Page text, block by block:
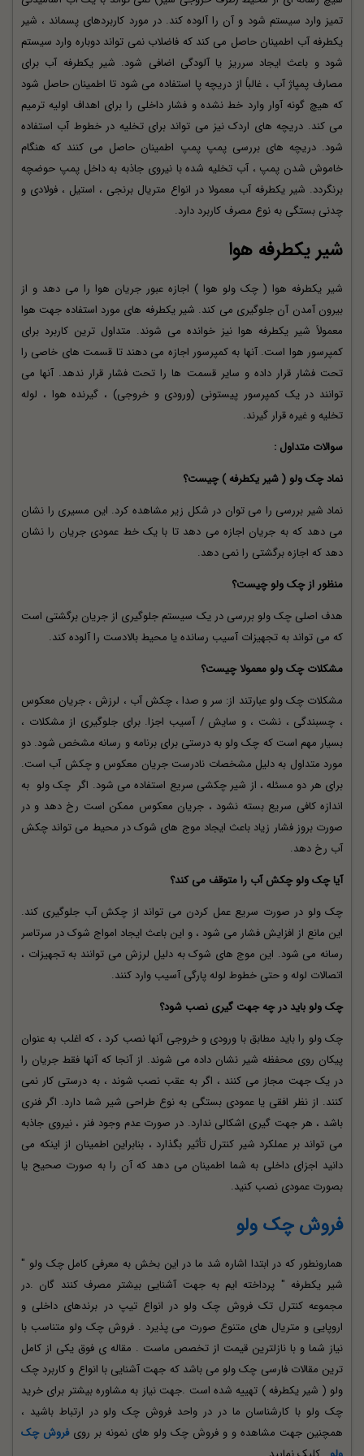
تمیز وارد سیستم شود و آن را آلوده کند. در مورد کاربردهای پسماند ، شیر
یکطرفه آب اطمینان حاصل می كند كه فاضلاب نمی تواند دوباره وارد سیستم
شود و باعث ایجاد سرریز یا آلودگی اضافی شود. شیر یکطرفه آب برای
مصارف پمپاژ آب ، غالباً از دریچه پا استفاده می شود تا اطمینان حاصل شود
که هیچ گونه آوار وارد خط نشده و فشار داخلی را برای اهداف اولیه ترمیم
می کند. دریچه های اردک نیز می تواند برای تخلیه در خطوط آب استفاده
شود. دریچه های بررسی پمپ پمپ اطمینان حاصل می کنند که هنگام
خاموش شدن پمپ ، آب تخلیه شده با نیروی جاذبه به داخل پمپ حوضچه
برنگردد. شیر یکطرفه آب معمولا در انواع متریال برنجی ، استیل ، فولادی و
چدنی بستگی به نوع مصرف کاربرد دارد.
شیر یکطرفه هوا
شیر یکطرفه هوا ( چک ولو هوا ) اجازه عبور جریان هوا را می دهد و از
بیرون آمدن آن جلوگیری می کند. شیر یکطرفه های مورد استفاده جهت هوا
معمولاً شیر یکطرفه هوا نیز خوانده می شوند. متداول ترین کاربرد برای
کمپرسور هوا است. آنها به کمپرسور اجازه می دهند تا قسمت های خاصی را
تحت فشار قرار داده و سایر قسمت ها را تحت فشار قرار ندهد. آنها می
توانند در یک کمپرسور پیستونی (ورودی و خروجی) ، گیرنده هوا ، لوله
تخلیه و غیره قرار گیرند.
سوالات متداول :
نماد چک ولو ( شیر یکطرفه ) چیست؟
نماد شیر بررسی را می توان در شکل زیر مشاهده کرد. این مسیری را نشان
می دهد که به جریان اجازه می دهد تا با یک خط عمودی جریان را نشان
دهد که اجازه برگشتی را نمی دهد.
منظور از چک ولو چیست؟
هدف اصلی چک ولو بررسی در یک سیستم جلوگیری از جریان برگشتی است
که می تواند به تجهیزات آسیب رسانده یا محیط بالادست را آلوده کند.
مشکلات چک ولو معمولا چیست؟
مشکلات چک ولو عبارتند از: سر و صدا ، چکش آب ، لرزش ، جریان معکوس
، چسبندگی ، نشت ، و سایش / آسیب اجزا. برای جلوگیری از مشکلات ،
بسیار مهم است که چک ولو به درستی برای برنامه و رسانه مشخص شود. دو
مورد متداول به دلیل مشخصات نادرست جریان معکوس و چکش آب است.
برای هر دو مسئله ، از شیر چکشی سریع استفاده می شود. اگر چک ولو به
اندازه کافی سریع بسته نشود ، جریان معکوس ممکن است رخ دهد و در
صورت بروز فشار زیاد باعث ایجاد موج های شوک در محیط می تواند چکش
آب رخ دهد.
آیا چک ولو چکش آب را متوقف می کند؟
چک ولو در صورت سریع عمل کردن می تواند از چکش آب جلوگیری کند.
این مانع از افزایش فشار می شود ، و این باعث ایجاد امواج شوک در سرتاسر
رسانه می شود. این موج های شوک به دلیل لرزش می توانند به تجهیزات ،
اتصالات لوله و حتی خطوط لوله پارگی آسیب وارد کنند.
چک ولو باید در چه جهت گیری نصب شود؟
چک ولو را باید مطابق با ورودی و خروجی آنها نصب کرد ، که اغلب به عنوان
پیکان روی محفظه شیر نشان داده می شوند. از آنجا که آنها فقط جریان را
در یک جهت مجاز می کنند ، اگر به عقب نصب شوند ، به درستی کار نمی
کنند. از نظر افقی یا عمودی بستگی به نوع طراحی شیر شما دارد. اگر فنری
باشد ، هر جهت گیری اشکالی ندارد. در صورت عدم وجود فنر ، نیروی جاذبه
می تواند بر عملکرد شیر کنترل تأثیر بگذارد ، بنابراین اطمینان از اینکه می
دانید اجزای داخلی به شما اطمینان می دهد که آن را به صورت صحیح یا
بصورت عمودی نصب کنید.
فروش چک ولو
همارونطور که در ابتدا اشاره شد ما در این بخش به معرفی کامل چک ولو "
شیر یکطرفه " پرداخته ایم به جهت آشنایی بیشتر مصرف کنند گان .در
مجموعه کنترل تک فروش چک ولو در انواع تیپ در برندهای داخلی و
اروپایی و متریال های متنوع صورت می پذیرد . فروش چک ولو متناسب با
نیاز شما و با نازلترین قیمت از تخصص ماست . مقاله ی فوق یکی از کامل
ترین مقالات فارسی چک ولو می باشد که جهت آشنایی با انواع و کاربرد چک
ولو ( شیر یکطرفه ) تهییه شده است .جهت نیاز به مشاوره بیشتر برای خرید
چک ولو با کارشناسان ما در در واحد فروش چک ولو در ارتباطباشید ،
همچنین جهت مشاهده و و فروش چک ولو های نمونه بر روی فروش چک